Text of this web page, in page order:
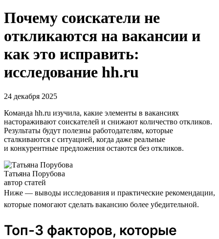
Почему соискатели не
откликаются на вакансии и
как это исправить:
исследование hh.ru
24 декабря 2025
Команда hh.ru изучила, какие элементы в вакансиях
настораживают соискателей и снижают количество откликов.
Результаты будут полезны работодателям, которые
сталкиваются с ситуацией, когда даже реальные
и конкурентные предложения остаются без откликов.
Татьяна Порубова
автор статей
Ниже — выводы исследования и практические рекомендации,
которые помогают сделать вакансию более убедительной.
Топ-3 факторов, которые